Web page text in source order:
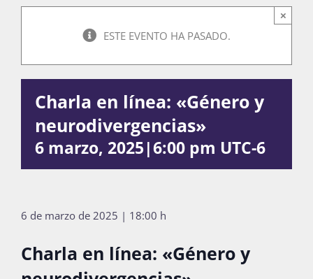
La Boletina
Blog
ESTE EVENTO HA PASADO.
×
Charla en línea: «Género y
neurodivergencias»
6 marzo, 2025|6:00 pm UTC-6
6 de marzo de 2025 | 18:00 h
Charla en línea: «Género y